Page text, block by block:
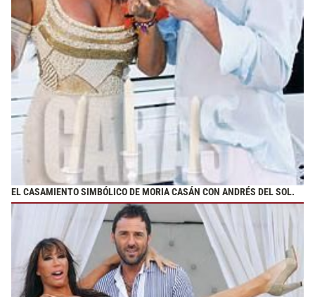
EL CASAMIENTO SIMBÓLICO DE MORIA CASÁN CON ANDRÉS DEL SOL.